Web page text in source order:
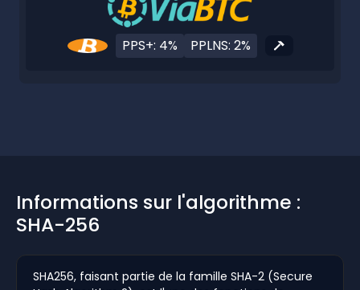
PPS+: 4% PPLNS: 2%
Informations sur l'algorithme :
SHA-256
SHA256, faisant partie de la famille SHA-2 (Secure